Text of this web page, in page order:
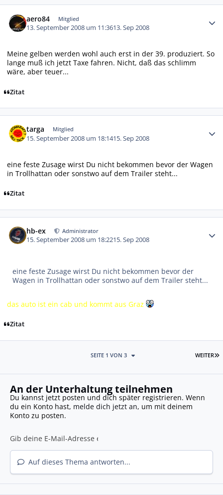
aero84 Mitglied
13. September 2008 um 11:3613. Sep 2008
Meine gelben werden wohl auch erst in der 39. produziert. So
lange muß ich jetzt Taxe fahren. Nicht, daß das schlimm
wäre, aber teuer...
Zitat
targa Mitglied
15. September 2008 um 18:1415. Sep 2008
eine feste Zusage wirst Du nicht bekommen bevor der Wagen
in Trollhattan oder sonstwo auf dem Trailer steht...
Zitat
hb-ex Administrator
15. September 2008 um 18:2215. Sep 2008
eine feste Zusage wirst Du nicht bekommen bevor der
Wagen in Trollhattan oder sonstwo auf dem Trailer steht...
das auto ist ein cab und kommt aus Graz
Zitat
WEITER
SEITE 1 VON 3
An der Unterhaltung teilnehmen
Du kannst jetzt posten und dich später registrieren. Wenn
du ein Konto hast, melde dich jetzt an, um mit deinem
Konto zu posten.
Auf dieses Thema antworten...